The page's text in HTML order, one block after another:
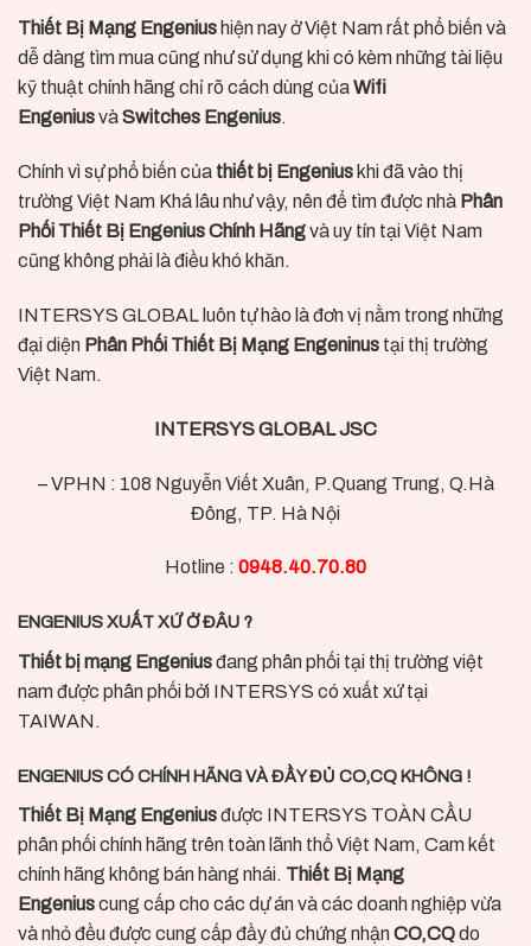
Thiết Bị Mạng Engenius hiện nay ở Việt Nam rất phổ biến và
dễ dàng tìm mua cũng như sử dụng khi có kèm những tài liệu
kỹ thuật chính hãng chỉ rõ cách dùng củaWifi
EngeniusvàSwitches Engenius.
Chính vì sự phổ biến của thiết bị Engenius khi đã vào thị
trường Việt Nam Khá lâu như vậy, nên để tìm được nhà Phân
Phối Thiết Bị Engenius Chính Hãngvà uy tín tại Việt Nam
cũng không phải là điều khó khăn.
INTERSYS GLOBAL luôn tự hào là đơn vị nằm trong những
đại diện Phân Phối Thiết Bị Mạng Engeninus tại thị trường
Việt Nam.
INTERSYS GLOBAL JSC
– VPHN : 108 Nguyễn Viết Xuân, P.Quang Trung, Q.Hà
Đông, TP. Hà Nội
Hotline : 0948.40.70.80
ENGENIUS XUẤT XỨ Ở ĐÂU ?
Thiết bị mạng Engeniusđang phân phối tại thị trường việt
nam được phân phối bởi INTERSYS có xuất xứ tại
TAIWAN.
ENGENIUS CÓ CHÍNH HÃNG VÀ ĐẦY ĐỦ CO,CQ KHÔNG !
Thiết Bị Mạng Engeniusđược INTERSYS TOÀN CẦU
phân phối chính hãng trên toàn lãnh thổ Việt Nam, Cam kết
chính hãng không bán hàng nhái. Thiết Bị Mạng
Engeniuscung cấp cho các dự án và các doanh nghiệp vừa
và nhỏ đều được cung cấp đầy đủ chứng nhậnCO,CQdo